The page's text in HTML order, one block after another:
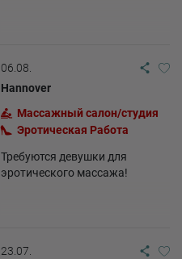
06.08.
Hannover
Массажный салон/студия
Эротическая Pабота
Требуются девушки для
эротического массажа!
23.07.